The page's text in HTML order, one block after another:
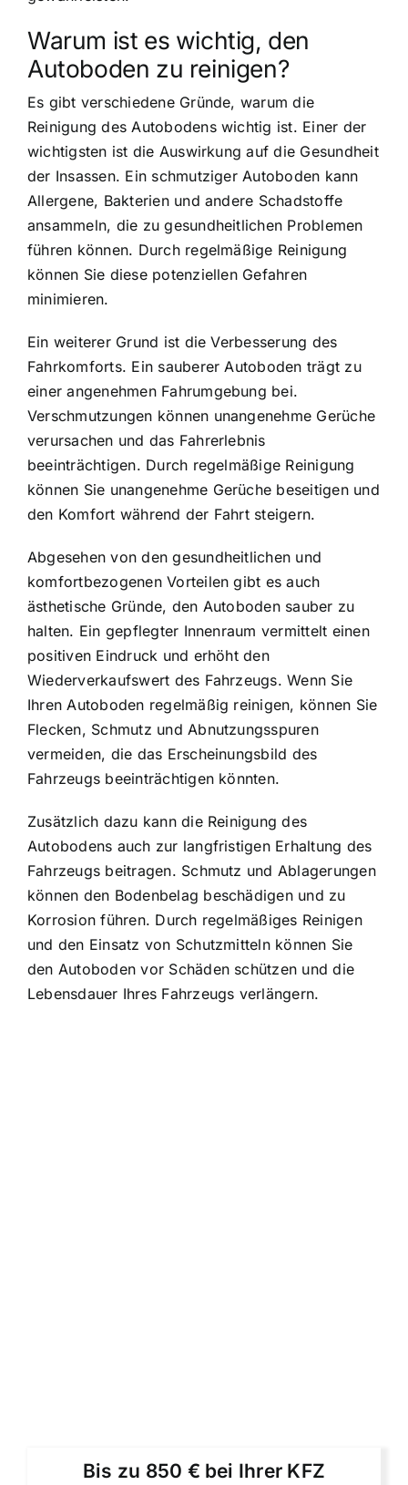
Warum ist es wichtig, den
Autoboden zu reinigen?
Es gibt verschiedene Gründe, warum die
Reinigung des Autobodens wichtig ist. Einer der
wichtigsten ist die Auswirkung auf die Gesundheit
der Insassen. Ein schmutziger Autoboden kann
Allergene, Bakterien und andere Schadstoffe
ansammeln, die zu gesundheitlichen Problemen
führen können. Durch regelmäßige Reinigung
können Sie diese potenziellen Gefahren
minimieren.
Ein weiterer Grund ist die Verbesserung des
Fahrkomforts. Ein sauberer Autoboden trägt zu
einer angenehmen Fahrumgebung bei.
Verschmutzungen können unangenehme Gerüche
verursachen und das Fahrerlebnis
beeinträchtigen. Durch regelmäßige Reinigung
können Sie unangenehme Gerüche beseitigen und
den Komfort während der Fahrt steigern.
Abgesehen von den gesundheitlichen und
komfortbezogenen Vorteilen gibt es auch
ästhetische Gründe, den Autoboden sauber zu
halten. Ein gepflegter Innenraum vermittelt einen
positiven Eindruck und erhöht den
Wiederverkaufswert des Fahrzeugs. Wenn Sie
Ihren Autoboden regelmäßig reinigen, können Sie
Flecken, Schmutz und Abnutzungsspuren
vermeiden, die das Erscheinungsbild des
Fahrzeugs beeinträchtigen könnten.
Zusätzlich dazu kann die Reinigung des
Autobodens auch zur langfristigen Erhaltung des
Fahrzeugs beitragen. Schmutz und Ablagerungen
können den Bodenbelag beschädigen und zu
Korrosion führen. Durch regelmäßiges Reinigen
und den Einsatz von Schutzmitteln können Sie
den Autoboden vor Schäden schützen und die
Lebensdauer Ihres Fahrzeugs verlängern.
Bis zu 850 € bei Ihrer KFZ